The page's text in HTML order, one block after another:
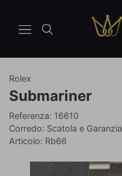
Rolex
Orologio
SubmarinerRef
Referenza: 16610
Corredo: Scatola e Garanzia
Articolo: Rb66